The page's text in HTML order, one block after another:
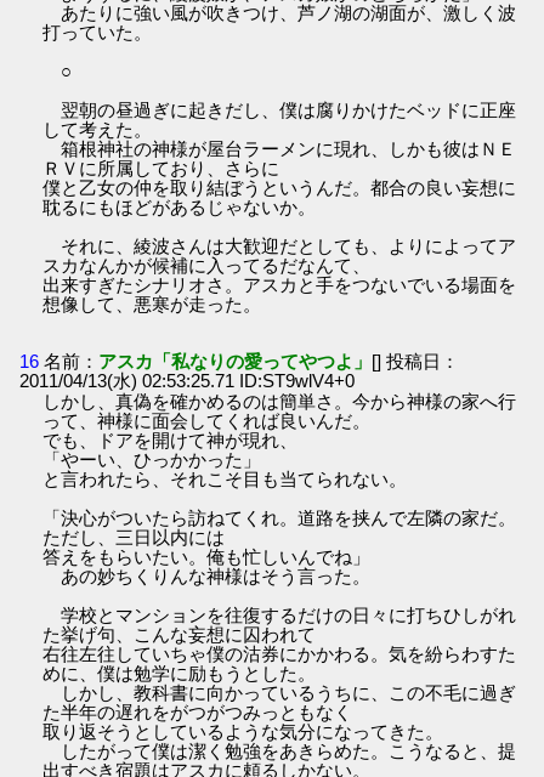
あたりに強い風が吹きつけ、芦ノ湖の湖面が、激しく波
打っていた。
○
翌朝の昼過ぎに起きだし、僕は腐りかけたベッドに正座
して考えた。
箱根神社の神様が屋台ラーメンに現れ、しかも彼はＮＥ
ＲＶに所属しており、さらに
僕と乙女の仲を取り結ぼうというんだ。都合の良い妄想に
耽るにもほどがあるじゃないか。
それに、綾波さんは大歓迎だとしても、よりによってア
スカなんかが候補に入ってるだなんて、
出来すぎたシナリオさ。アスカと手をつないでいる場面を
想像して、悪寒が走った。
16 名前： アスカ「私なりの愛ってやつよ」 [] 投稿日：
2011/04/13(水) 02:53:25.71 ID:ST9wlV4+0
しかし、真偽を確かめるのは簡単さ。今から神様の家へ行
って、神様に面会してくれば良いんだ。
でも、ドアを開けて神が現れ、
「やーい、ひっかかった」
と言われたら、それこそ目も当てられない。
「決心がついたら訪ねてくれ。道路を挟んで左隣の家だ。
ただし、三日以内には
答えをもらいたい。俺も忙しいんでね」
あの妙ちくりんな神様はそう言った。
学校とマンションを往復するだけの日々に打ちひしがれ
た挙げ句、こんな妄想に囚われて
右往左往していちゃ僕の沽券にかかわる。気を紛らわすた
めに、僕は勉学に励もうとした。
しかし、教科書に向かっているうちに、この不毛に過ぎ
た半年の遅れをがつがつみっともなく
取り返そうとしているような気分になってきた。
したがって僕は潔く勉強をあきらめた。こうなると、提
出すべき宿題はアスカに頼るしかない。